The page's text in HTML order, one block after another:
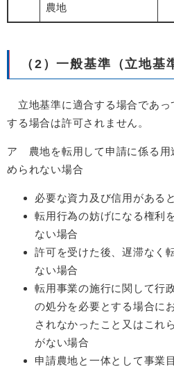
農地
（2）一般基準（立地基
立地基準に適合する場合であっ
する場合は許可されません。
ア 農地を転用して申請に係る用
められない場合
必要な資力及び信用がある
転用行為の妨げになる権利
ない場合
許可を受けた後、遅滞なく
ない場合
転用事業の施行に関して行
の処分を必要とする場合に
されなかったこと又はこれ
がない場合
申請農地と一体として事業